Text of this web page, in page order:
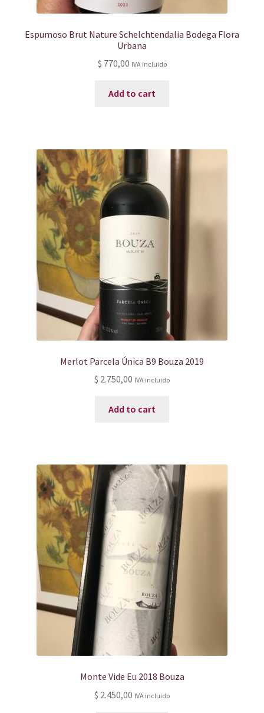
Espumoso Brut Nature Schelchtendalia Bodega Flora
Urbana
$ 770,00 IVA incluido
Add to cart
Merlot Parcela Única B9 Bouza 2019
$ 2.750,00 IVA incluido
Add to cart
Monte Vide Eu 2018 Bouza
$ 2.450,00 IVA incluido